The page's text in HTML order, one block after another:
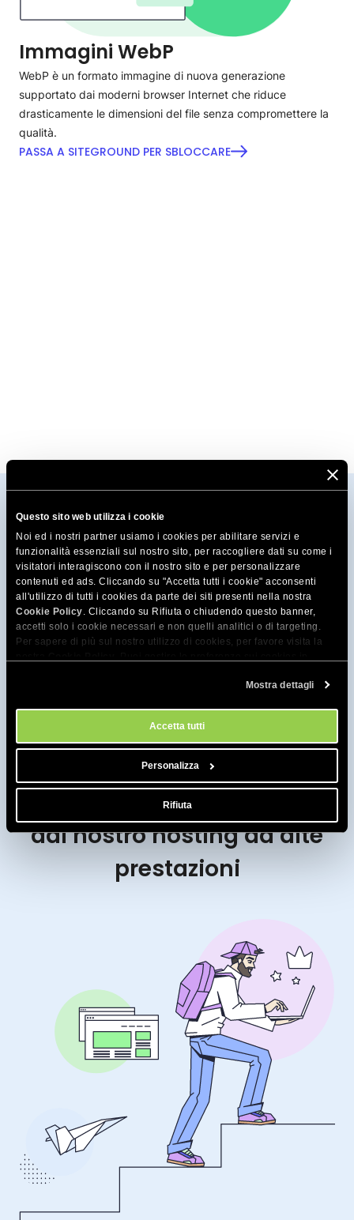
Questo sito web utilizza i cookie
Noi ed i nostri partner usiamo i cookies per abilitare servizi e
funzionalità essenziali sul nostro sito, per raccogliere dati su come i
visitatori interagiscono con il nostro sito e per personalizzare
contenuti ed ads. Cliccando su "Accetta tutti i cookie" acconsenti
all'utilizzo di tutti i cookies da parte dei siti presenti nella nostra
Cookie Policy . Cliccando su Rifiuta o chiudendo questo banner,
accetti solo i cookie necessari e non quelli analitici o di targeting.
Per sapere di più sul nostro utilizzo di cookies, per favore visita la
Mostra dettagli
Accetta tutti
Personalizza
Rifiuta
Immagini WebP
WebP è un formato immagine di nuova generazione
supportato dai moderni browser Internet che riduce
drasticamente le dimensioni del file senza compromettere la
qualità.
PASSA A SITEGROUND PER SBLOCCARE
Ottieni maggiore velocità
dal nostro hosting ad alte
prestazioni